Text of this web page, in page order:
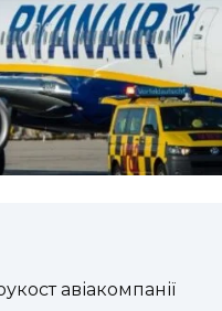
авіакомпанії